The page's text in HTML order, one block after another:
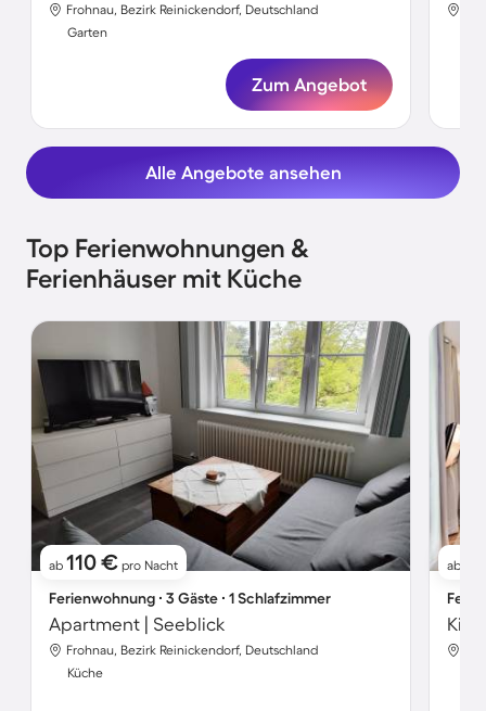
Frohnau, Bezirk Reinickendorf, Deutschland
Garten
Zum Angebot
Alle Angebote ansehen
Top Ferienwohnungen &
Ferienhäuser mit Küche
ab 110 € pro Nacht
Ferienwohnung ∙ 3 Gäste ∙ 1 Schlafzimmer
Apartment | Seeblick
Frohnau, Bezirk Reinickendorf, Deutschland
Küche
ab